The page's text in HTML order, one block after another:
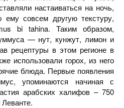
настаиваться на ночь,
совсем другую текстуру,
bi tahina. Таким образом,
— нут, кунжут, лимон и
рецептуры в этом регионе в
использовали горох, из него
блюда. Первые появления
упоминаются начиная с
арабских халифов – 750